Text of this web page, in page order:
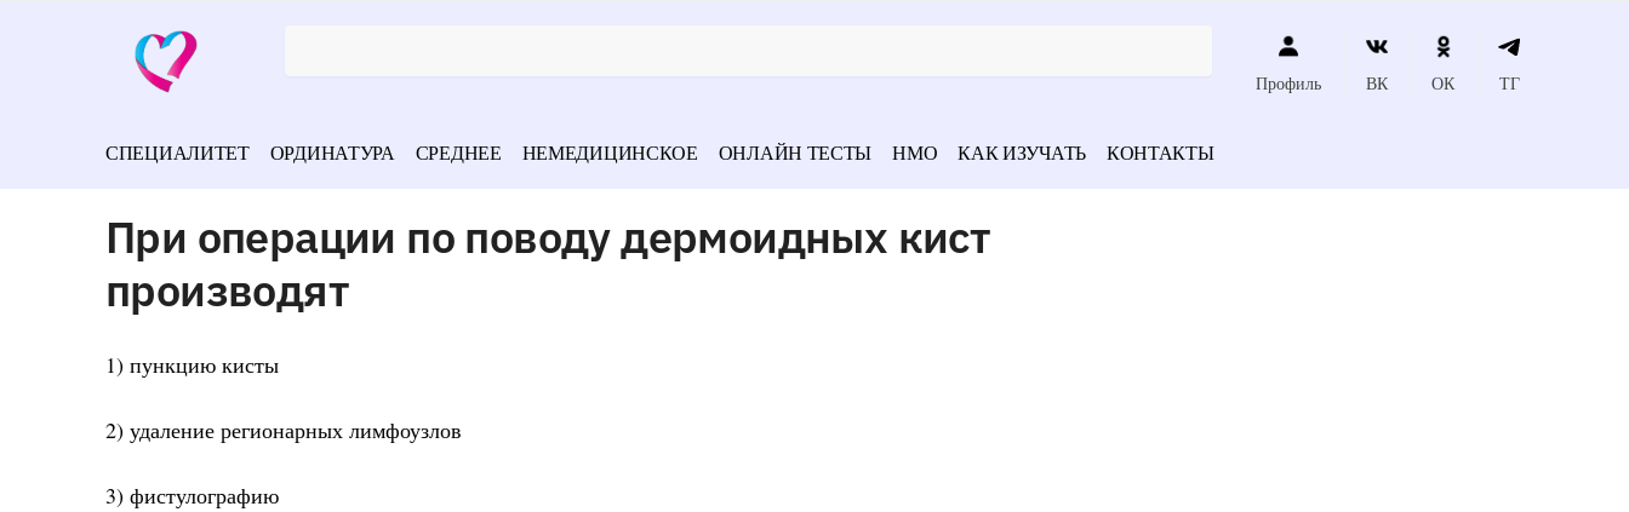
Профиль ВК ОК ТГ
СПЕЦИАЛИТЕТ ОРДИНАТУРА СРЕДНЕЕ НЕМЕДИЦИНСКОЕ ОНЛАЙН ТЕСТЫ НМО КАК ИЗУЧАТЬ КОНТАКТЫ
При операции по поводу дермоидных кист
производят
1) пункцию кисты
2) удаление регионарных лимфоузлов
3) фистулографию